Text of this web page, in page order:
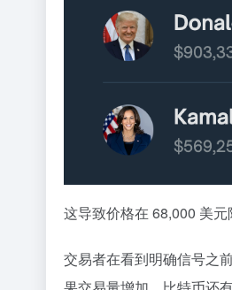
这导致价格在 68,000 美
交易者在看到明确信号之